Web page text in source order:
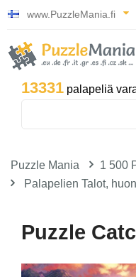
www.PuzzleMania.fi
13331 palapeliä
Puzzle Mania 1 500
Palapelien Talot,
Puzzle